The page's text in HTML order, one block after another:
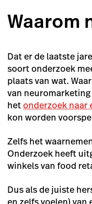
Waarom
Dat er de laatste
soort onderzoek
plaats vanwat.
van
het onderzoek naar
kon worden
Zelfs het
Onderzoek heeft
winkels van food
Dus als de juiste
en zelfs voelen)